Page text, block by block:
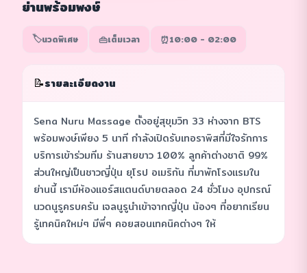
ย่านพร้อมพงษ์
🏷️นวดพิเศษ 👜เต็มเวลา ⏰10:00 - 02:00
📝รายละเอียดงาน
Sena Nuru Massage ตั้งอยู่สุขุมวิท 33 ห่างจาก BTS
พร้อมพงษ์เพียง 5 นาที กำลังเปิดรับเทอราพิสที่มีใจรักการ
บริการเข้าร่วมทีม ร้านสายขาว 100% ลูกค้าต่างชาติ 99%
ส่วนใหญ่เป็นชาวญี่ปุ่น ยุโรป อเมริกัน ที่มาพักโรงแรมใน
ย่านนี้ เรามีห้องแอร์สแตนด์บายตลอด 24 ชั่วโมง อุปกรณ์
นวดนูรูครบครัน เจลนูรูนำเข้าจากญี่ปุ่น น้องๆ ที่อยากเรียน
รู้เทคนิคใหม่ๆ มีพี่ๆ คอยสอนเทคนิคต่างๆ ให้